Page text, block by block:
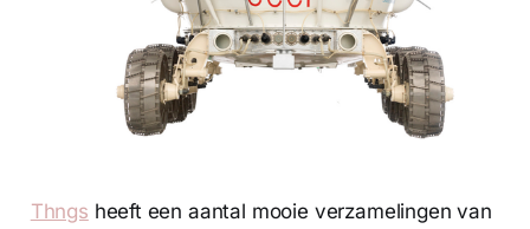
Thngs heeft een aantal mooie verzamelingen van